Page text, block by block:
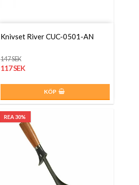
Knivset River CUC-0501-AN
147 SEK
117 SEK
KÖP
REA 30%